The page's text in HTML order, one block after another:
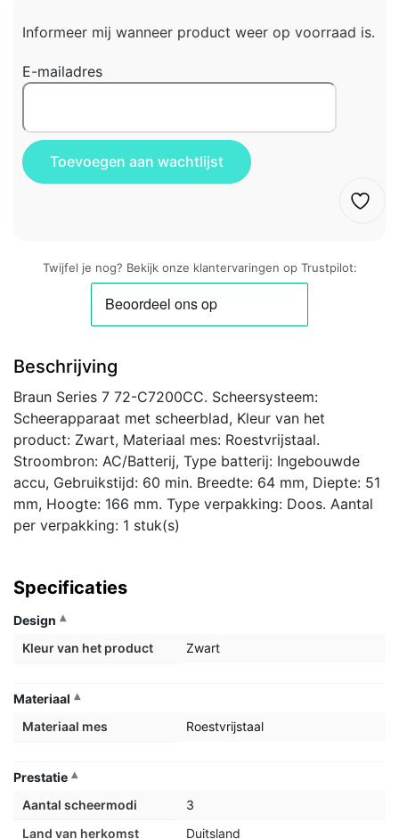
Informeer mij wanneer product weer op voorraad is.
E-mailadres
Twijfel je nog? Bekijk onze klantervaringen op Trustpilot:
Beschrijving
Braun Series 7 72-C7200СС. Scheersysteem:
Scheerapparaat met scheerblad, Kleur van het
product: Zwart, Materiaal mes: Roestvrijstaal.
Stroombron: AC/Batterij, Type batterij: Ingebouwde
accu, Gebruikstijd: 60 min. Breedte: 64 mm, Diepte: 51
mm, Hoogte: 166 mm. Type verpakking: Doos. Aantal
per verpakking: 1 stuk(s)
Specificaties
Design
Kleur van het product
Zwart
Materiaal
Materiaal mes
Roestvrijstaal
Prestatie
Aantal scheermodi
3
Land van herkomst
Duitsland